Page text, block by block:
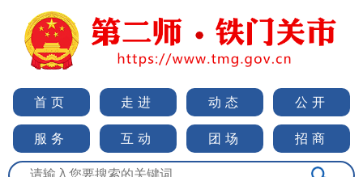
首页 走进 动态 公开
服务 互动 团场 招商